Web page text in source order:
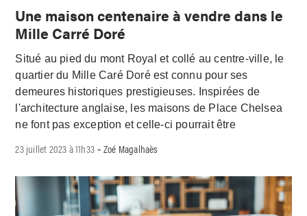
Une maison centenaire à vendre dans le
Mille Carré Doré
Situé au pied du mont Royal et collé au centre-ville, le
quartier du Mille Caré Doré est connu pour ses
demeures historiques prestigieuses. Inspirées de
l'architecture anglaise, les maisons de Place Chelsea
ne font pas exception et celle-ci pourrait être
23 juillet 2023 à 11h33 -Zoé Magalhaès